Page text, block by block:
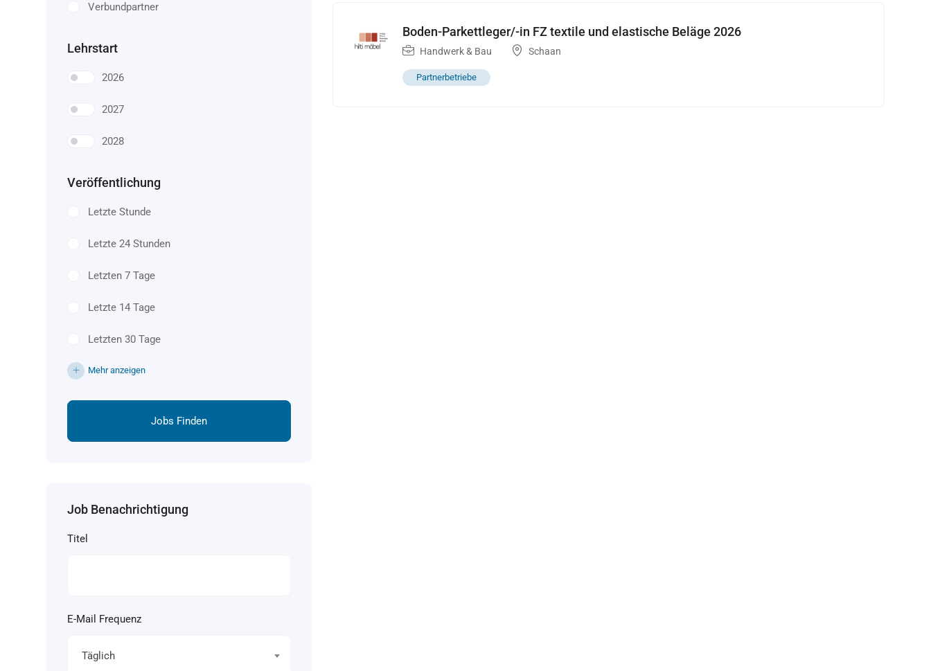
Verbundpartner
Lehrstart
2026
2027
2028
Veröffentlichung
Letzte Stunde
Letzte 24 Stunden
Letzten 7 Tage
Letzte 14 Tage
Letzten 30 Tage
Mehr anzeigen
Jobs Finden
Job Benachrichtigung
Titel
E-Mail Frequenz
Täglich
Boden-Parkettleger/-in FZ textile und elastische Beläge 2026
Handwerk & Bau Schaan
Partnerbetriebe